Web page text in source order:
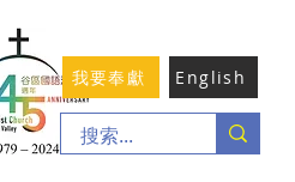
我要奉獻 English